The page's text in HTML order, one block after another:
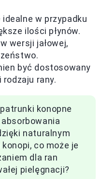
idealne w przypadku
ilości płynów.
wersji jałowej,
być dostosowany
rany.
konopne
naturalnym
co może je
dla ran
pielęgnacji?